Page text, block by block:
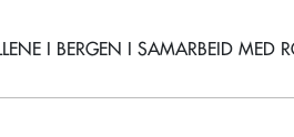
I BERGEN I SAMARBEID MED